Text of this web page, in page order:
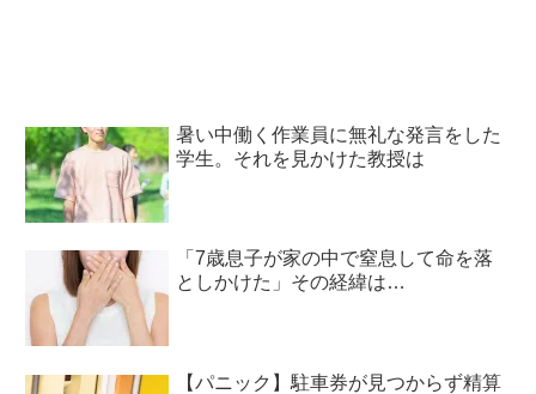
暑い中働く作業員に無礼な発言をした
学生。それを見かけた教授は
「7歳息子が家の中で窒息して命を落
としかけた」その経緯は…
【パニック】駐車券が見つからず精算